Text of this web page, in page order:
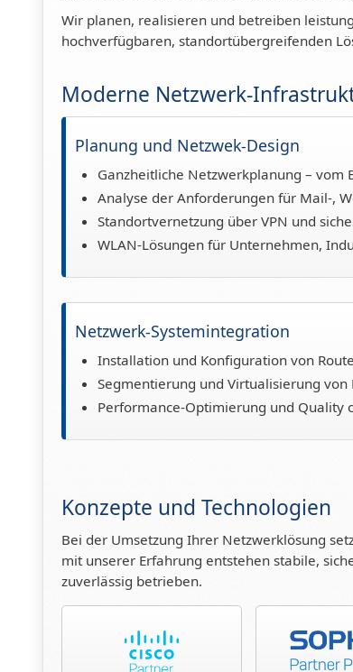
Wir planen, realisieren und betreiben
hochverfügbaren, standortübergreifenden
Moderne Netzwerk-
Planung und Netzwek-Design
Ganzheitliche Netzwerkplanung –
Analyse der Anforderungen für Mail-,
Standortvernetzung über VPN und
WLAN-Lösungen für Unternehmen,
Netzwerk-Systemintegration
Installation und Konfiguration von
Segmentierung und Virtualisierung von
Performance-Optimierung und Quality
Konzepte und Technologien
Bei der Umsetzung Ihrer Netzwerklösung
mit unserer Erfahrung entstehen stabile,
zuverlässig betrieben.